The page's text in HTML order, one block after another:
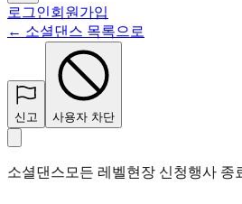
로그인회원가입
← 소셜댄스 목록으로
신고 사용자 차단
소셜댄스 모든 레벨현장 신청행사 종